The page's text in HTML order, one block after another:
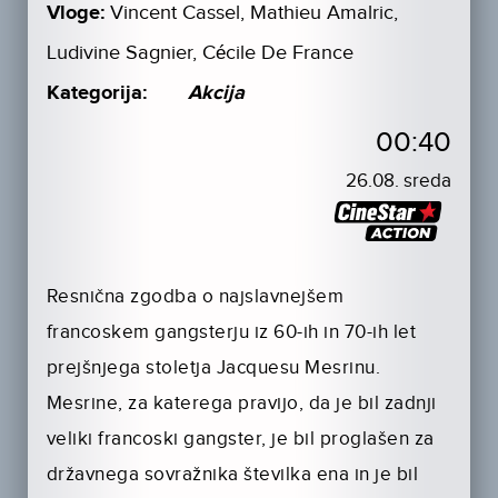
Vloge: Vincent Cassel, Mathieu Amalric,
Ludivine Sagnier, Cécile De France
Kategorija: Akcija
00:40
26.08. sreda
Resnična zgodba o najslavnejšem
francoskem gangsterju iz 60-ih in 70-ih let
prejšnjega stoletja Jacquesu Mesrinu.
Mesrine, za katerega pravijo, da je bil zadnji
veliki francoski gangster, je bil proglašen za
državnega sovražnika številka ena in je bil